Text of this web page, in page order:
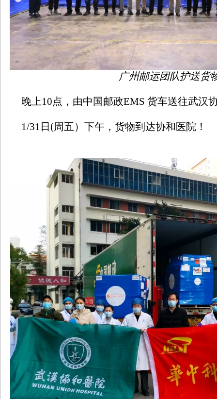
广州邮运团队护送货
晚上10点，由中国邮政EMS 货车送往武汉
1/31日(周五）下午，货物到达协和医院！